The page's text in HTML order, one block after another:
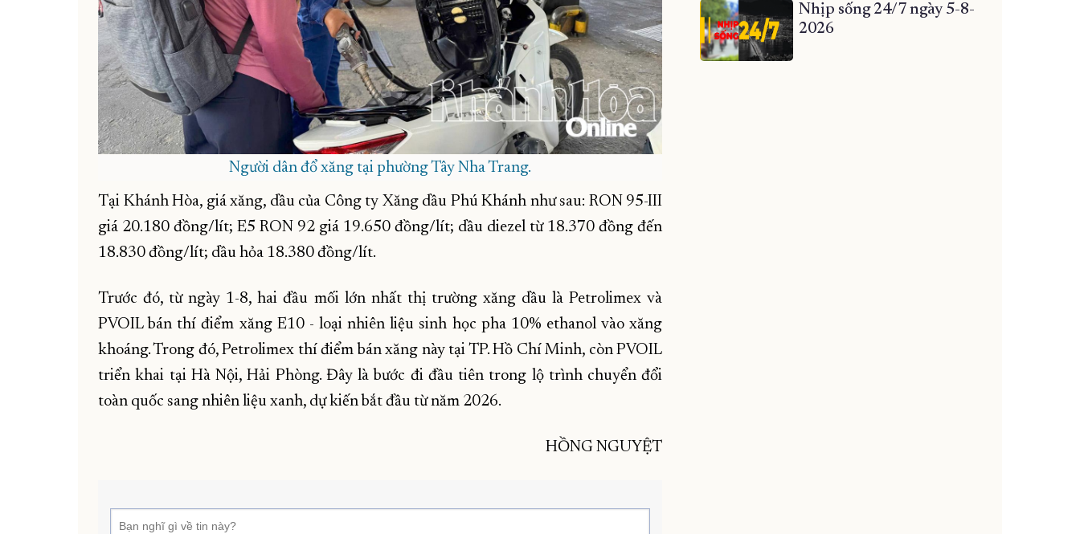
Người dân đổ xăng tại phường Tây Nha Trang.
Tại Khánh Hòa, giá xăng, dầu của Công ty Xăng dầu Phú Khánh như sau: RON 95-III
giá 20.180 đồng/lít; E5 RON 92 giá 19.650 đồng/lít; dầu diezel từ 18.370 đồng đến
18.830 đồng/lít; dầu hỏa 18.380 đồng/lít.
Trước đó, từ ngày 1-8, hai đầu mối lớn nhất thị trường xăng dầu là Petrolimex và
PVOIL bán thí điểm xăng E10 - loại nhiên liệu sinh học pha 10% ethanol vào xăng
khoáng. Trong đó, Petrolimex thí điểm bán xăng này tại TP. Hồ Chí Minh, còn PVOIL
triển khai tại Hà Nội, Hải Phòng. Đây là bước đi đầu tiên trong lộ trình chuyển đổi
toàn quốc sang nhiên liệu xanh, dự kiến bắt đầu từ năm 2026.
HỒNG NGUYỆT
Nhịp sống 24/7 ngày 5-8-
2026